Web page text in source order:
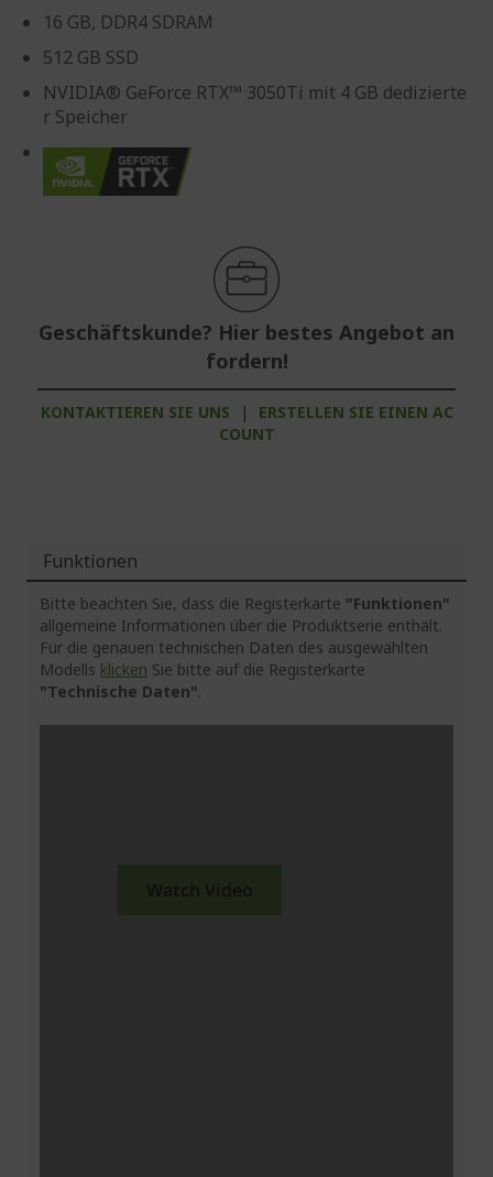
16 GB, DDR4 SDRAM
512 GB SSD
NVIDIA® GeForce RTX™ 3050Ti mit 4 GB dedizierte
r Speicher
Geschäftskunde? Hier bestes Angebot an
fordern!
KONTAKTIEREN SIE UNS |
ERSTELLEN SIE EINEN AC
COUNT
Funktionen
Bitte beachten Sie, dass die Registerkarte "Funktionen"
allgemeine Informationen über die Produktserie enthält.
Für die genauen technischen Daten des ausgewählten
Modells klicken Sie bitte auf die Registerkarte
"Technische Daten".